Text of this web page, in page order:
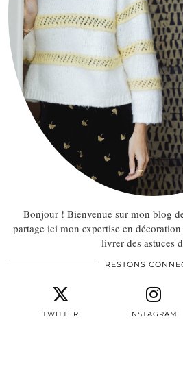
Bonjour ! Bienvenue sur mon blog
partage ici mon expertise en
livrer des astuces
RESTONS
TWITTER INSTAGRAM